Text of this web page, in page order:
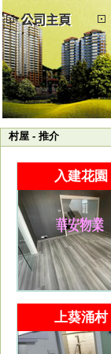
公司主頁
村屋 - 推介
入建花園
上葵涌村